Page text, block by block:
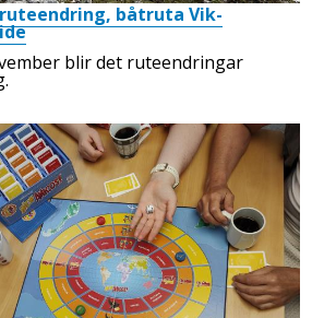
båtruta Vik-
blir det ruteendringar